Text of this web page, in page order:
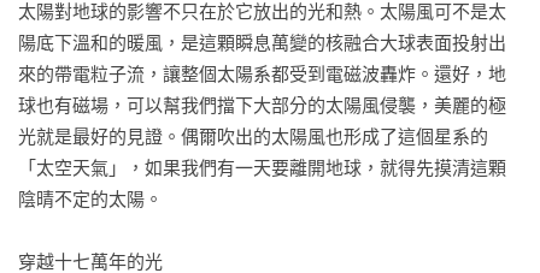
太陽對地球的影響不只在於它放出的光和熱。太陽風可不是太
陽底下溫和的暖風，是這顆瞬息萬變的核融合大球表面投射出
來的帶電粒子流，讓整個太陽系都受到電磁波轟炸。還好，地
球也有磁場，可以幫我們擋下大部分的太陽風侵襲，美麗的極
光就是最好的見證。偶爾吹出的太陽風也形成了這個星系的
「太空天氣」，如果我們有一天要離開地球，就得先摸清這顆
陰晴不定的太陽。
穿越十七萬年的光